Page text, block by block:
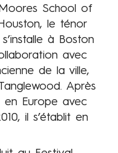
School of
le ténor
à Boston
avec
de la ville,
Après
en Europe avec
il s’établit en